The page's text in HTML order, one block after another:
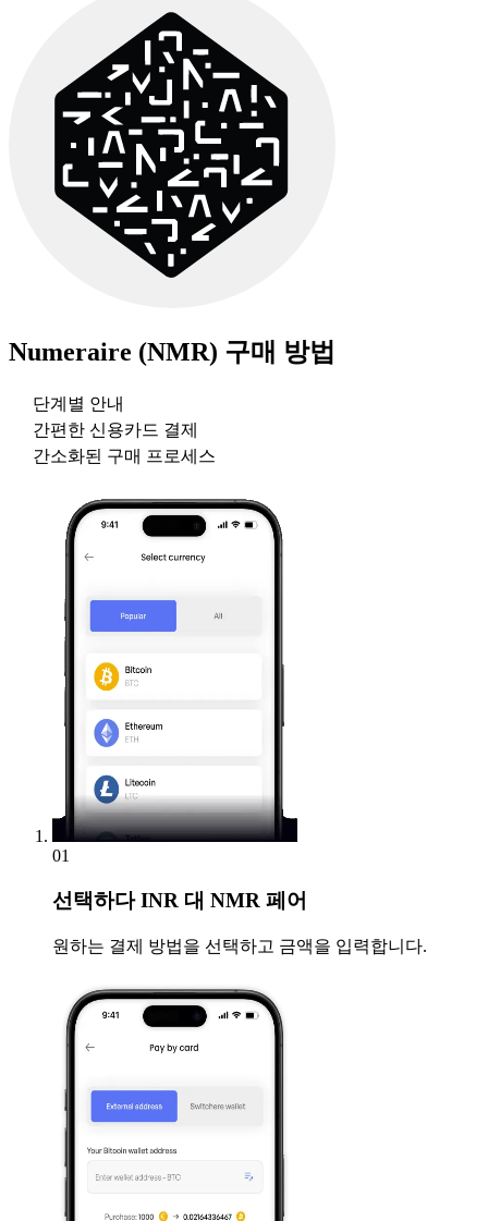
Numeraire (NMR) 구매 방법
단계별 안내
간편한 신용카드 결제
간소화된 구매 프로세스
01
선택하다INR 대 NMR 페어
원하는 결제 방법을 선택하고 금액을 입력합니다.